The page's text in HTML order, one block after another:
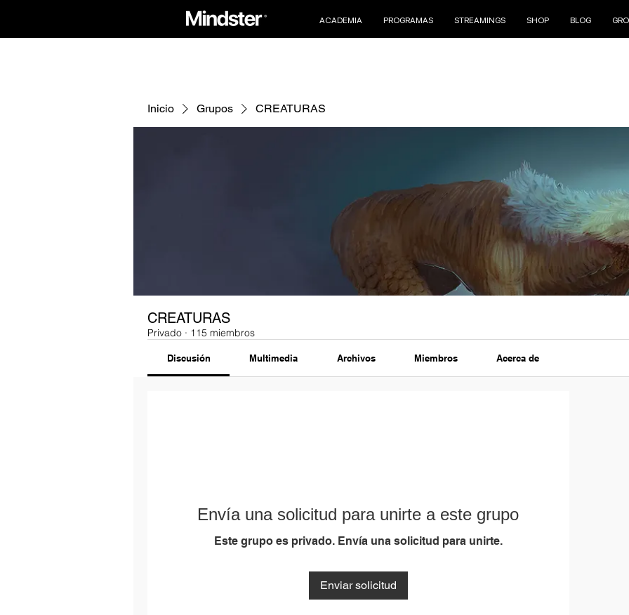
ACADEMIA PROGRAMAS STREAMINGS SHOP BLOG
Inicio Grupos CREATURAS
CREATURAS
Privado · 115 miembros
Discusión Multimedia Archivos Miembros Acerca de
Envía una solicitud para unirte a este grupo
Este grupo es privado. Envía una solicitud para unirte.
Enviar solicitud